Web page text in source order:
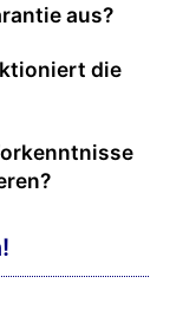
aus?
die